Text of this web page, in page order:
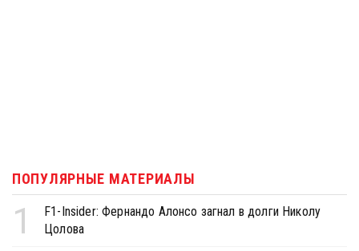
ПОПУЛЯРНЫЕ МАТЕРИАЛЫ
1
F1-Insider: Фернандо Алонсо загнал в долги Николу
Цолова